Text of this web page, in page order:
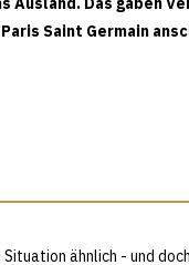
Saint Germain
ähnlich - und